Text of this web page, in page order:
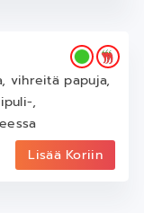
vihreitä papuja,
,
Lisää Koriin